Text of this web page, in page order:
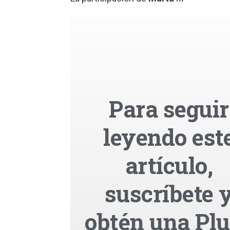
Para seguir
leyendo
artículo,
suscríbete
obtén una